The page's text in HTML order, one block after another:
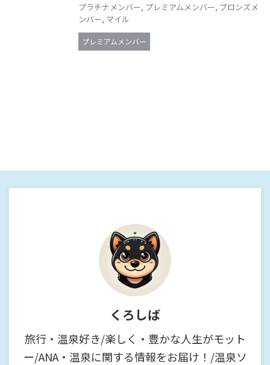
プラチナメンバー, プレミアムメンバー, ブロンズメ
ンバー, マイル
プレミアムメンバー
くろしば
旅行・温泉好き/楽しく・豊かな人生がモット
ー/ANA・温泉に関する情報をお届け！/温泉ソ